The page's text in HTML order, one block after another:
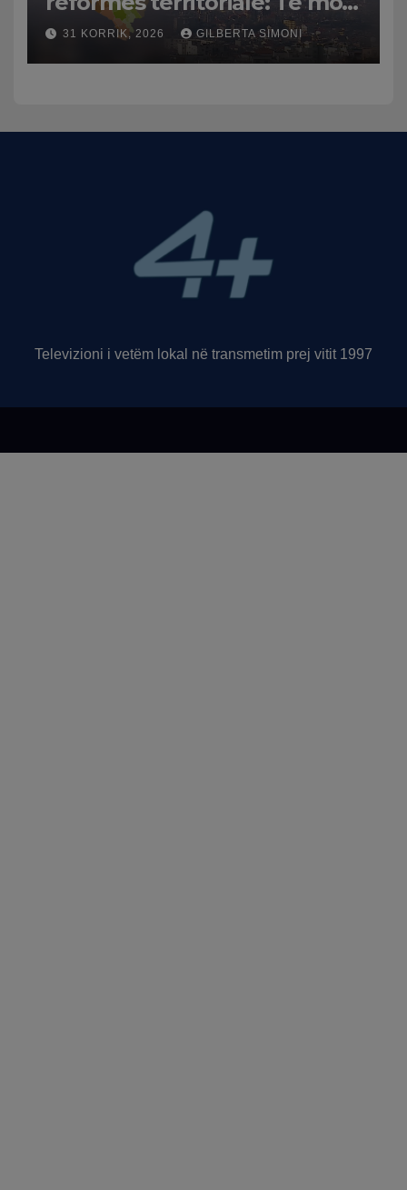
humbasim identitetin e
qytetit
31 KORRIK, 2026 GILBERTA SIMONI
Televizioni i vetëm lokal në transmetim prej vitit 1997